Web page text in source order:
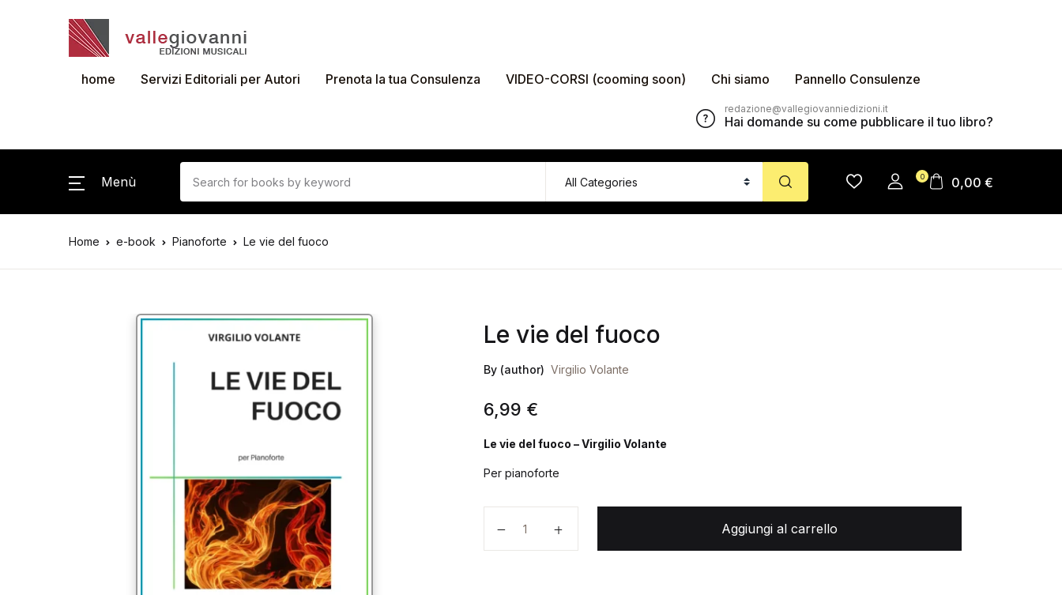
home Servizi Editoriali per Autori Prenota la tua Consulenza VIDEO-CORSI (cooming soon) Chi siamo Pannello Consulenze
redazione@vallegiovanniedizioni.it
Hai domande su come pubblicare il tuo libro?
Menù 0 0,00 €
Home e-book Pianoforte Le vie del fuoco
Le vie del fuoco
By (author) Virgilio Volante
6,99 €
Le vie del fuoco – Virgilio Volante
Per pianoforte
Aggiungi al carrello